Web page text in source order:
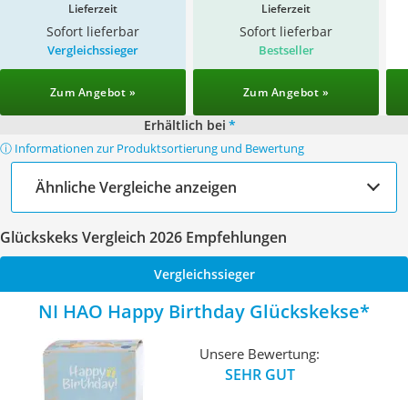
Lieferzeit
Sofort lieferbar
Lieferzeit
Sofort lieferbar
Vergleichssieger
Zum Angebot »
Bestseller
Zum Angebot »
Erhältlich bei *
ⓘ Informationen zur Produktsortierung und Bewertung
Ähnliche Vergleiche anzeigen
Glückskeks Vergleich 2026 Empfehlungen
Vergleichssieger
NI HAO Happy Birthday Glückskekse
Unsere Bewertung:
SEHR GUT